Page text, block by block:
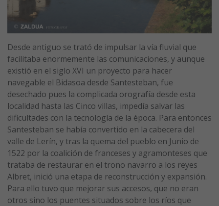
Desde antiguo se trató de impulsar la vía fluvial que
facilitaba enormemente las comunicaciones, y aunque
existió en el siglo XVI un proyecto para hacer
navegable el Bidasoa desde Santesteban, fue
desechado pues la complicada orografía desde esta
localidad hasta las Cinco villas, impedía salvar las
dificultades con la tecnología de la época. Para entonces
Santesteban se había convertido en la cabecera del
valle de Lerín, y tras la quema del pueblo en Junio de
1522 por la coalición de franceses y agramonteses que
trataba de restaurar en el trono navarro a los reyes
Albret, inició una etapa de reconstrucción y expansión.
Para ello tuvo que mejorar sus accesos, que no eran
otros sino los puentes situados sobre los ríos que